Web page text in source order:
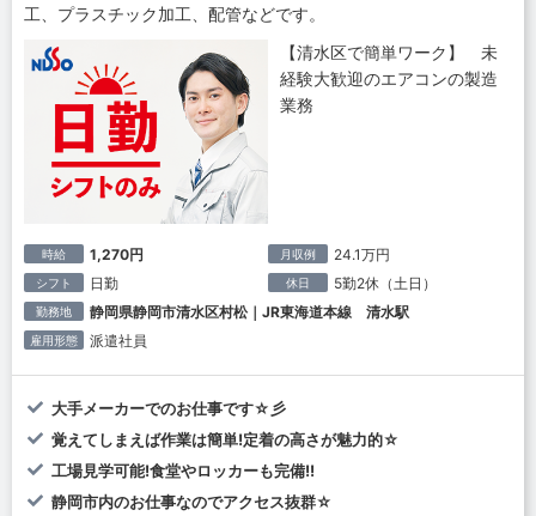
工、プラスチック加工、配管などです。
【清水区で簡単ワーク】 未
経験大歓迎のエアコンの製造
業務
時給 1,270円 月収例 24.1万円
シフト 日勤 休日 5勤2休（土日）
勤務地 静岡県静岡市清水区村松｜JR東海道本線 清水駅
雇用形態 派遣社員
大手メーカーでのお仕事です☆彡
覚えてしまえば作業は簡単!定着の高さが魅力的☆
工場見学可能!食堂やロッカーも完備!!
静岡市内のお仕事なのでアクセス抜群☆